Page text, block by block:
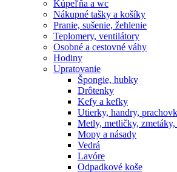
Kúpeľňa a wc
Nákupné tašky a košíky
Pranie, sušenie, žehlenie
Teplomery, ventilátory
Osobné a cestovné váhy
Hodiny
Upratovanie
Špongie, hubky
Drôtenky
Kefy a kefky
Utierky, handry,
Metly, metličky,
Mopy a násady
Vedrá
Lavóre
Odpadkové koše